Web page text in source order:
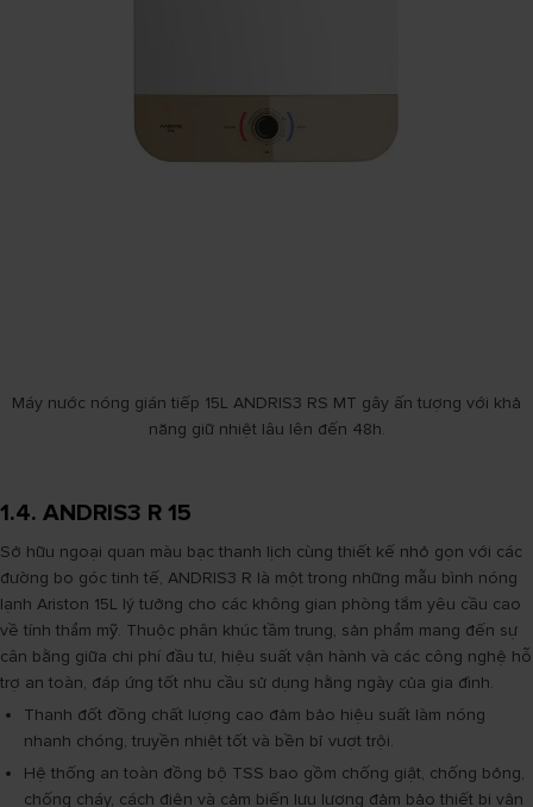
Máy nước nóng gián tiếp 15L ANDRIS3 RS MT gây ấn tượng với khả
năng giữ nhiệt lâu lên đến 48h.
1.4. ANDRIS3 R 15
Sở hữu ngoại quan màu bạc thanh lịch cùng thiết kế nhỏ gọn với các
đường bo góc tinh tế, ANDRIS3 R là một trong những mẫu bình nóng
lạnh Ariston 15L lý tưởng cho các không gian phòng tắm yêu cầu cao
về tính thẩm mỹ. Thuộc phân khúc tầm trung, sản phẩm mang đến sự
cân bằng giữa chi phí đầu tư, hiệu suất vận hành và các công nghệ hỗ
trợ an toàn, đáp ứng tốt nhu cầu sử dụng hằng ngày của gia đình.
Thanh đốt đồng chất lượng cao đảm bảo hiệu suất làm nóng
nhanh chóng, truyền nhiệt tốt và bền bỉ vượt trội.
Hệ thống an toàn đồng bộ TSS bao gồm chống giật, chống bỏng,
chống cháy, cách điện và cảm biến lưu lượng đảm bảo thiết bị vận